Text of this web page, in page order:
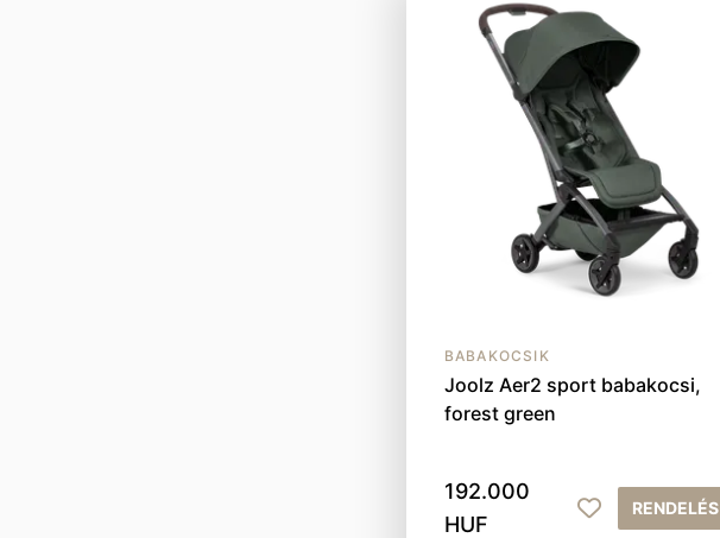
BABAKOCSIK
Joolz Aer2 sport babakocsi,
forest green
192.000
HUF
RENDELÉS